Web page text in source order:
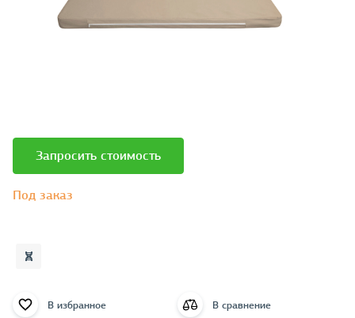
Запросить стоимость
Под заказ
В избранное В сравнение